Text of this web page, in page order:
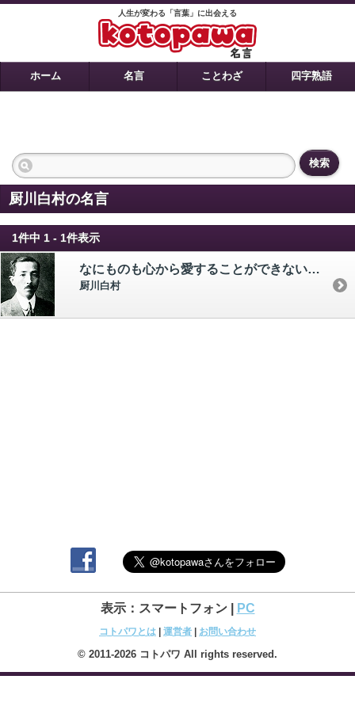
人生が変わる「言葉」に出会える
ホーム 名言 ことわざ 四字熟語
検索
厨川白村の名言
1件中 1 - 1件表示
なにものも心から愛することができないということは、人間として最大の不幸であり、悲哀であらねばならぬ。
厨川白村
表示：スマートフォン | PC
コトパワとは 運営者 お問い合わせ
© 2011-2026 コトパワ All rights reserved.